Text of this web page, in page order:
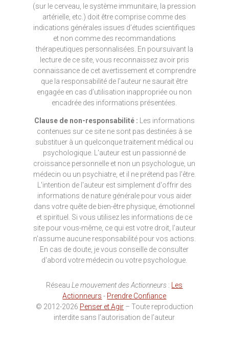
(sur le cerveau, le système immunitaire, la pression
artérielle, etc.) doit être comprise comme des
indications générales issues d’études scientifiques
et non comme des recommandations
thérapeutiques personnalisées. En poursuivant la
lecture de ce site, vous reconnaissez avoir pris
connaissance de cet avertissement et comprendre
que la responsabilité de l’auteur ne saurait être
engagée en cas d’utilisation inappropriée ou non
encadrée des informations présentées.
Clause de non-responsabilité : Les informations
contenues sur ce site ne sont pas destinées à se
substituer à un quelconque traitement médical ou
psychologique. L'auteur est un passionné de
croissance personnelle et non un psychologue, un
médecin ou un psychiatre, et il ne prétend pas l'être.
L'intention de l'auteur est simplement d'offrir des
informations de nature générale pour vous aider
dans votre quête de bien-être physique, émotionnel
et spirituel. Si vous utilisez les informations de ce
site pour vous-même, ce qui est votre droit, l'auteur
n'assume aucune responsabilité pour vos actions.
En cas de doute, je vous conseille de consulter
d'abord votre médecin ou votre psychologue.
RéseauLe mouvement des Actionneurs :
Les
Actionneurs - Prendre Confiance
© 2012-2026 Penser et Agir– Toute reproduction
interdite sans l’autorisation de l’auteur